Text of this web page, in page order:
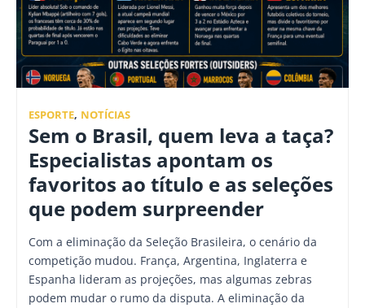
ESPORTE, NOTÍCIAS
Sem o Brasil, quem leva a taça?
Especialistas apontam os
favoritos ao título e as seleções
que podem surpreender
Com a eliminação da Seleção Brasileira, o cenário da
competição mudou. França, Argentina, Inglaterra e
Espanha lideram as projeções, mas algumas zebras
podem mudar o rumo da disputa. A eliminação da